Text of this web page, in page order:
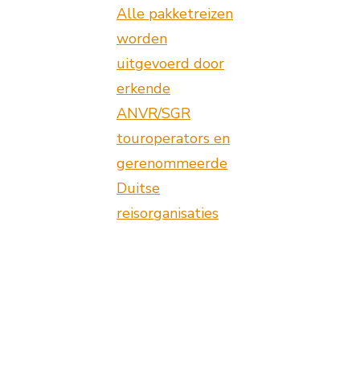
Alle pakketreizen
worden
uitgevoerd door
erkende
ANVR/SGR
touroperators en
gerenommeerde
Duitse
reisorganisaties